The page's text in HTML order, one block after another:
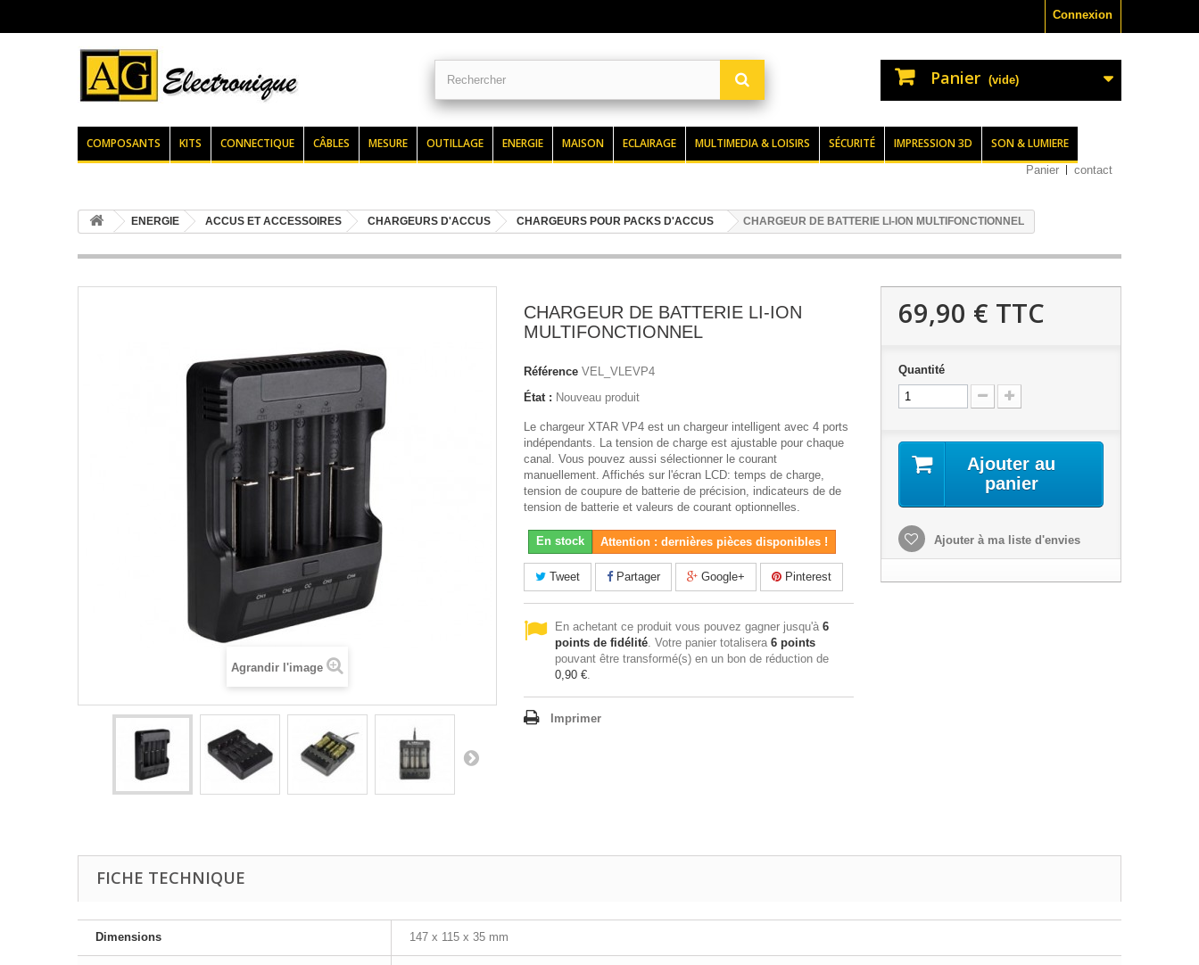
Connexion
Panier (vide)
COMPOSANTS KITS CONNECTIQUE CÂBLES MESURE OUTILLAGE ENERGIE MAISON ECLAIRAGE MULTIMEDIA & LOISIRS SÉCURITÉ IMPRESSION 3D SON & LUMIERE
Panier contact
ENERGIE ACCUS ET ACCESSOIRES CHARGEURS D'ACCUS CHARGEURS POUR PACKS D'ACCUS CHARGEUR DE BATTERIE LI-ION MULTIFONCTIONNEL
Agrandir l'image
CHARGEUR DE BATTERIE LI-ION
MULTIFONCTIONNEL
Référence VEL_VLEVP4
État : Nouveau produit
Le chargeur XTAR VP4 est un chargeur intelligent avec 4 ports
indépendants. La tension de charge est ajustable pour chaque
canal. Vous pouvez aussi sélectionner le courant
manuellement. Affichés sur l'écran LCD: temps de charge,
tension de coupure de batterie de précision, indicateurs de de
tension de batterie et valeurs de courant optionnelles.
En stock Attention : dernières pièces disponibles !
Tweet Partager Google+ Pinterest
En achetant ce produit vous pouvez gagner jusqu'à 6
points de fidélité. Votre panier totalisera 6 points
pouvant être transformé(s) en un bon de réduction de
0,90 €.
Imprimer
69,90 € TTC
Quantité
Ajouter au
panier
Ajouter à ma liste d'envies
FICHE TECHNIQUE
Dimensions 147 x 115 x 35 mm